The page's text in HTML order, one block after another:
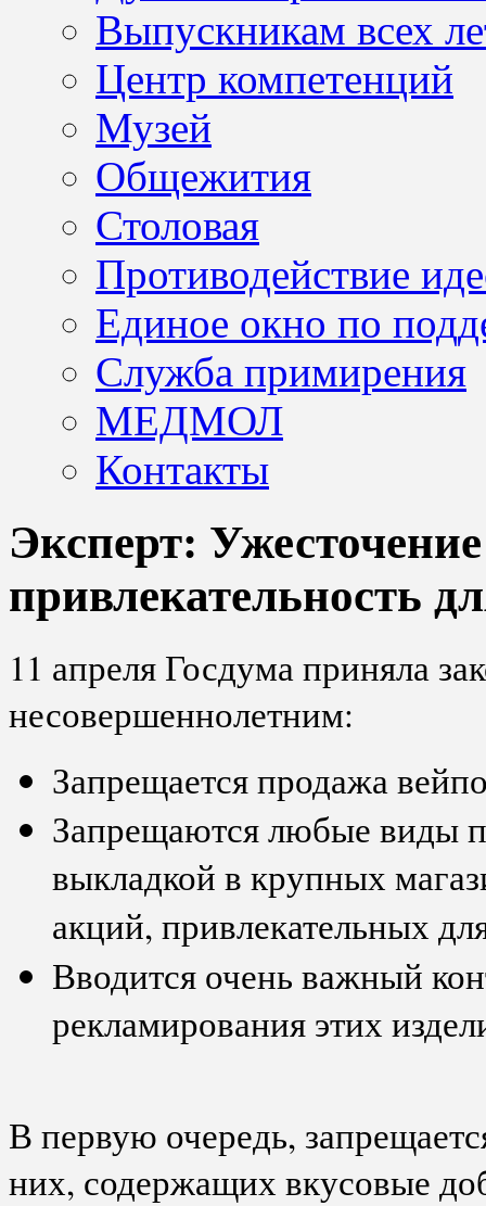
Выпускникам всех
Центр компетенций
Музей
Общежития
Столовая
Противодействие
Единое окно по
Служба примирения
МЕДМОЛ
Контакты
Эксперт:
привлекательность
11 апреля Госдума приняла
несовершеннолетним:
Запрещается продажа
Запрещаются любые виды
выкладкой в крупных
акций, привлекательных
Вводится очень важный
рекламирования этих
В первую очередь,
них, содержащих вкусовые